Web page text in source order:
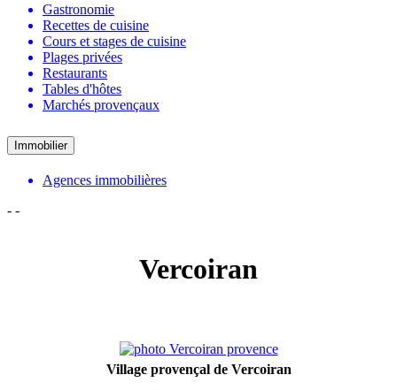
Gastronomie
Recettes de cuisine
Cours et stages de cuisine
Plages privées
Restaurants
Tables d'hôtes
Marchés provençaux
Immobilier
Agences immobilières
- -
Vercoiran
Village provençal de Vercoiran